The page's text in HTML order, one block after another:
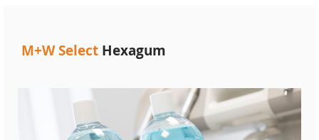
M+W Select Hexagum